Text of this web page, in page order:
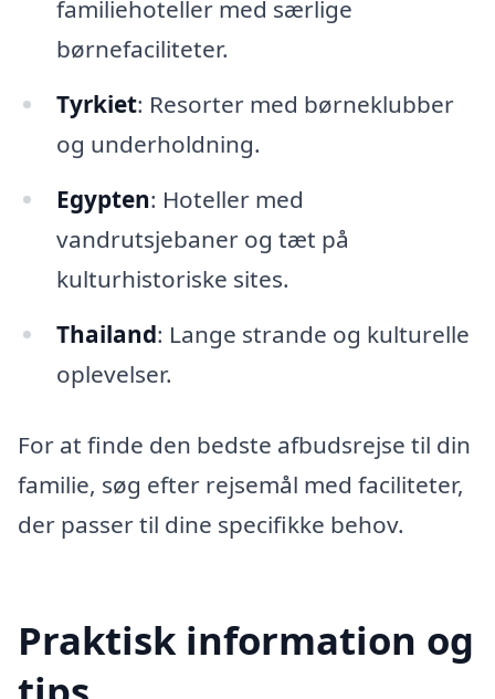
familiehoteller med særlige
børnefaciliteter.
Tyrkiet: Resorter med børneklubber
og underholdning.
Egypten: Hoteller med
vandrutsjebaner og tæt på
kulturhistoriske sites.
Thailand: Lange strande og kulturelle
oplevelser.
For at finde den bedste afbudsrejse til din
familie, søg efter rejsemål med faciliteter,
der passer til dine specifikke behov.
Praktisk information og